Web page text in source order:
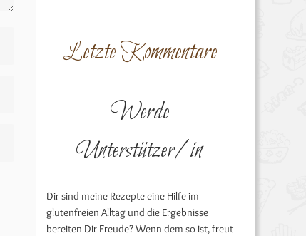
Letzte Kommentare
Werde
Unterstützer/in
Dir sind meine Rezepte eine Hilfe im
glutenfreien Alltag und die Ergebnisse
bereiten Dir Freude? Wenn dem so ist, freut